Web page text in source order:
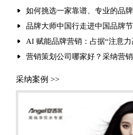
如何挑选一家靠谱、专业的品
品牌大师中国行走进中国品牌
AI 赋能品牌营销：占据“注意
营销策划公司哪家好？采纳营
采纳案例 >>